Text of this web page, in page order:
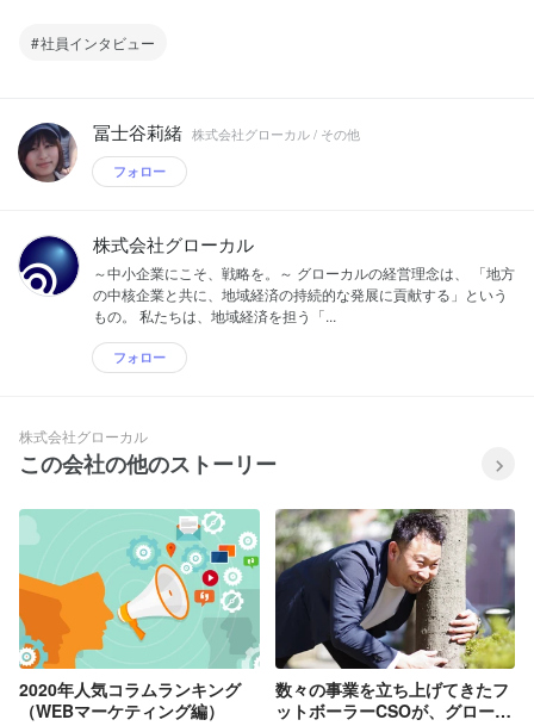
社員インタビュー
冨士谷莉緒 株式会社グローカル / その他
フォロー
株式会社グローカル
～中小企業にこそ、戦略を。～ グローカルの経営理念は、 「地方
の中核企業と共に、地域経済の持続的な発展に貢献する」という
もの。 私たちは、地域経済を担う「...
フォロー
株式会社グローカル
この会社の他のストーリー
2020年人気コラムランキング
（WEBマーケティング編）
数々の事業を立ち上げてきたフ
ットボーラーCSOが、グローカ